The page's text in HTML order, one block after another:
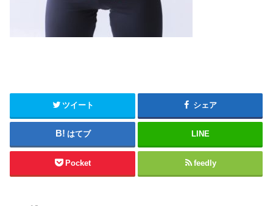
ツイート シェア
はてブ LINE
Pocket feedly